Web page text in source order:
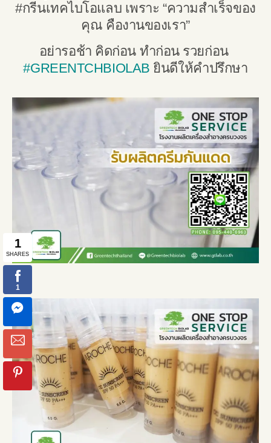
#กรีนเทคไบโอแลบ เพราะ “ความสำเร็จของ
คุณ คืองานของเรา”
อย่ารอช้า คิดก่อน ทำก่อน รวยก่อน
#GREENTCHBIOLAB ยินดีให้คำปรึกษา